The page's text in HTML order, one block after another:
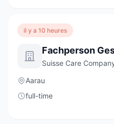
il y a 10 heures
Suisse Care
Aarau
full-time